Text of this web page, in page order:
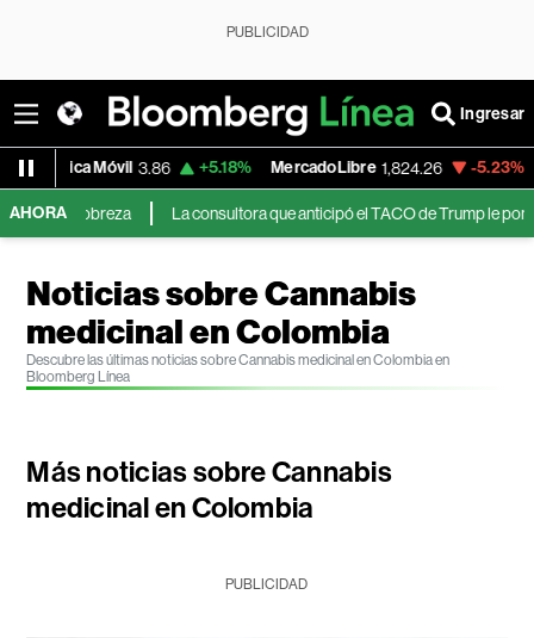
PUBLICIDAD
Ingresar
3.86 +5.18% MercadoLibre 1,824.26 -5.23% Euro/
AHORA La consultora que anticipó el TACO de Trump le pone fecha a
Noticias sobre Cannabis
medicinal en Colombia
Descubre las últimas noticias sobre Cannabis medicinal en Colombia en
Bloomberg Línea
Más noticias sobre Cannabis
medicinal en Colombia
PUBLICIDAD